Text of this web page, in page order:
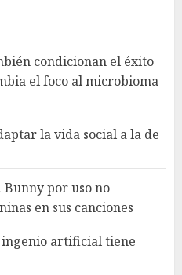
condicionan el éxito
el foco al microbioma
la vida social a la de
Bunny por uso no
en sus canciones
ingenio artificial tiene
posible saber si un
artificial tiene
6, 2026
confirma que el
León XIV no visitará
en su gira por América